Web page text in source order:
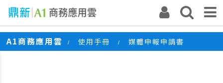
A1商務應用雲 / 使用手冊 / 媒體申報申請書